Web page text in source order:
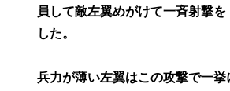
員して敵左翼めがけて一斉射撃を
した。
兵力が薄い左翼はこの攻撃で一挙